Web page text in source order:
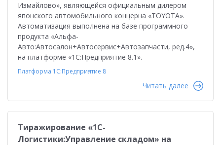
Измайлово», являющейся официальным дилером
японского автомобильного концерна «TOYOTA».
Автоматизация выполнена на базе программного
продукта «Альфа-
Авто:Автосалон+Автосервис+Автозапчасти, ред.4»,
на платформе «1С:Предприятие 8.1».
Платформа 1С:Предприятие 8
Читать далее
Тиражирование «1С-
Логистики:Управление складом» на